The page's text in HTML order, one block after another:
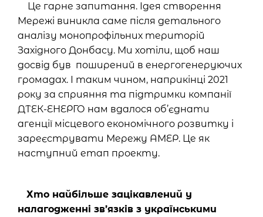
Це гарне запитання. Ідея створення
Мережі виникла саме після детального
аналізу монопрофільних територій
Західного Донбасу. Ми хотіли, щоб наш
досвід був поширений в енергогенеруючих
громадах. І таким чином, наприкінці 2021
року за сприяння та підтримки компанії
ДТЕК-ЕНЕРГО нам вдалося об’єднати
агенції місцевого економічного розвитку і
зареєструвати Мережу АМЕР. Це як
наступний етап проекту.
Хто найбільше зацікавлений у
налагодженні зв’язків з українськими